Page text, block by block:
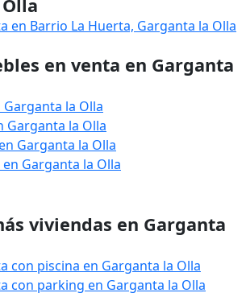
en Barrio La Huerta, Garganta la Olla
en venta en Garganta
la Olla
Garganta la Olla
Garganta la Olla
Garganta la Olla
viviendas en Garganta
con piscina en Garganta la Olla
con parking en Garganta la Olla